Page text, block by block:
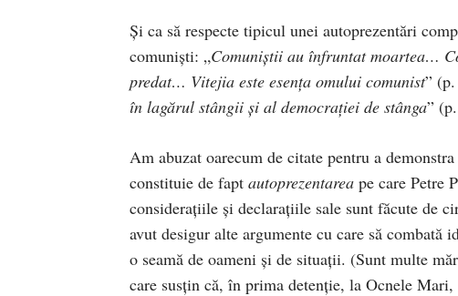
Şi ca să respecte tipicul unei autoprezentări
comunişti: „Comuniştii au înfruntat moartea…
predat… Vitejia este esenţa omului comunist”
în lagărul stângii şi al democraţiei de stânga”
Am abuzat oarecum de citate pentru a
constituie de fapt autoprezentarea pe care Petre
consideraţiile şi declaraţiile sale sunt făcute de
avut desigur alte argumente cu care să
o seamă de oameni şi de situaţii. (Sunt multe
care susţin că, în prima detenţie, la Ocnele